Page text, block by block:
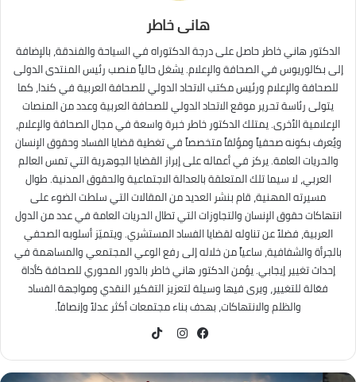
هانى خاطر
الدكتور هاني خاطر حاصل على درجة الدكتوراه في السياحة والفندقة، بالإضافة
إلى بكالوريوس في الصحافة والإعلام. يشغل حالياً منصب رئيس المنتدى الدولى
للصحافة والإعلام ورئيس مكتب الاتحاد الدولي للصحافة العربية في كندا، كما
يتولى رئاسة تحرير موقع الاتحاد الدولي للصحافة العربية وعدد من المنصات
الإعلامية الأخرى. يمتلك الدكتور خاطر خبرة واسعة في مجال الصحافة والإعلام،
ويُعرف بكونه صحفياً ومؤلفاً متخصصاً في تغطية قضايا الفساد وحقوق الإنسان
والحريات العامة. يركز في أعماله على إبراز القضايا الجوهرية التي تمس العالم
العربي، لا سيما تلك المتعلقة بالعدالة الاجتماعية والحقوق المدنية. طوال
مسيرته المهنية، قام بنشر العديد من المقالات التي سلطت الضوء على
انتهاكات حقوق الإنسان والتجاوزات التي تطال الحريات العامة في عدد من الدول
العربية، فضلاً عن تناوله لقضايا الفساد المستشري. ويتميّز أسلوبه الصحفي
بالجرأة والشفافية، ساعياً من خلاله إلى رفع الوعي المجتمعي والمساهمة في
إحداث تغيير إيجابي. يؤمن الدكتور هاني خاطر بالدور المحوري للصحافة كأداة
فعّالة للتغيير، ويرى فيها وسيلة لتعزيز التفكير النقدي ومواجهة الفساد
والظلم والانتهاكات، بهدف بناء مجتمعات أكثر عدلاً وإنصافاً.